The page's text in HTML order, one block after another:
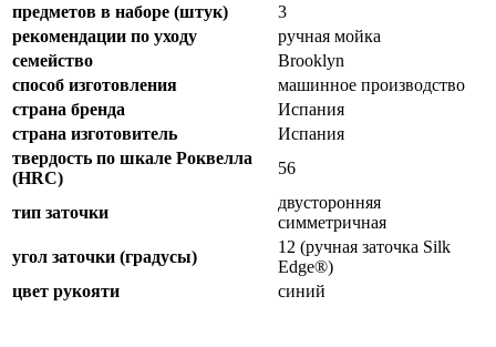
предметов в наборе (штук)
3
рекомендации по уходу
ручная мойка
семейство
Brooklyn
способ изготовления
машинное производство
страна бренда
Испания
страна изготовитель
Испания
твердость по шкале Роквелла
(HRC)
56
тип заточки
двусторонняя
симметричная
угол заточки (градусы)
12 (ручная заточка Silk
Edge®)
цвет рукояти
синий